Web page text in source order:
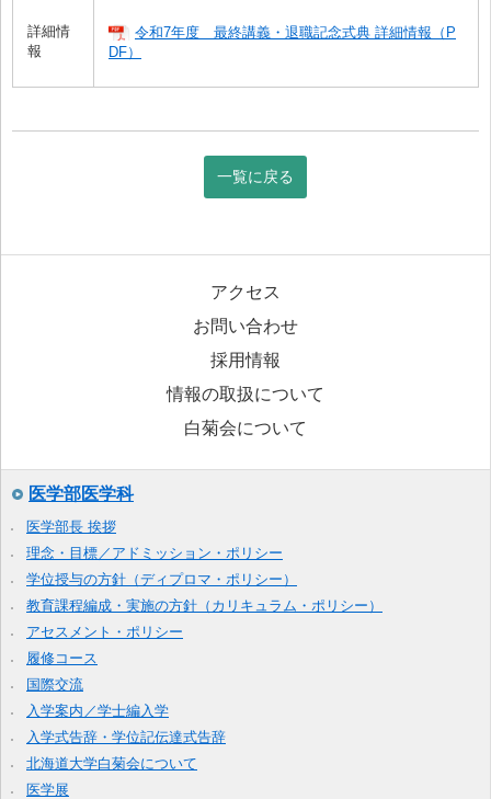
詳細情
報
令和7年度 最終講義・退職記念式典 詳細情報（P
DF）
一覧に戻る
アクセス
お問い合わせ
採用情報
情報の取扱について
白菊会について
医学部医学科
医学部長 挨拶
理念・目標／アドミッション・ポリシー
学位授与の方針（ディプロマ・ポリシー）
教育課程編成・実施の方針（カリキュラム・ポリシー）
アセスメント・ポリシー
履修コース
国際交流
入学案内／学士編入学
入学式告辞・学位記伝達式告辞
北海道大学白菊会について
医学展